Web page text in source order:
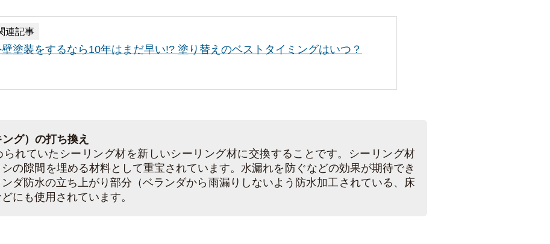
連記事
塗装をするなら10年はまだ早い!? 塗り替えのベストタイミングはいつ？
グ）の打ち換え
れていたシーリング材を新しいシーリング材に交換することです。シーリング材
の隙間を埋める材料として重宝されています。水漏れを防ぐなどの効果が期待でき
ダ防水の立ち上がり部分 （ベランダから雨漏りしないよう防水加工されている、床
にも使用されています。